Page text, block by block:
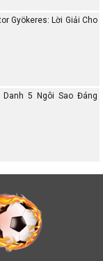
Gyökeres: Lời Giải Cho
Danh 5 Ngôi Sao Đáng